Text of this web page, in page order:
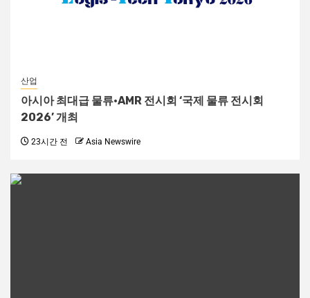
산업
아시아 최대급 물류·AMR 전시회 ‘국제 물류 전시회
2026’ 개최
23시간 전 Asia Newswire